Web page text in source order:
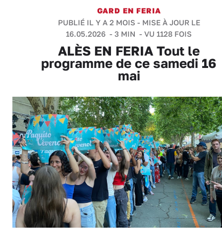
GARD EN FERIA
PUBLIÉ IL Y A 2 MOIS - MISE À JOUR LE
16.05.2026 - 3 MIN - VU 1128 FOIS
ALÈS EN FERIA Tout le
programme de ce samedi 16
mai